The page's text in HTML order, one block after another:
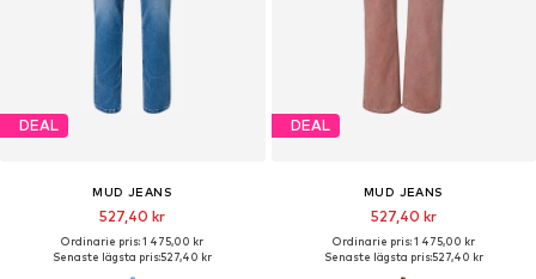
DEAL
MUD JEANS
527,40 kr
Ordinarie pris: 1 475,00 kr
Senaste lägsta pris:527,40 kr
DEAL
MUD JEANS
527,40 kr
Ordinarie pris: 1 475,00 kr
Senaste lägsta pris:527,40 kr